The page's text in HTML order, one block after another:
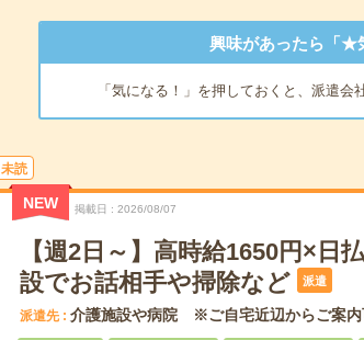
興味があったら「★
「気になる！」を押しておくと、派遣会
未読
NEW 掲載日 2026/08/07
【週2日～】高時給1650円×
設でお話相手や掃除など
派遣
派遣先 介護施設や病院 ※ご自宅近辺からご案内